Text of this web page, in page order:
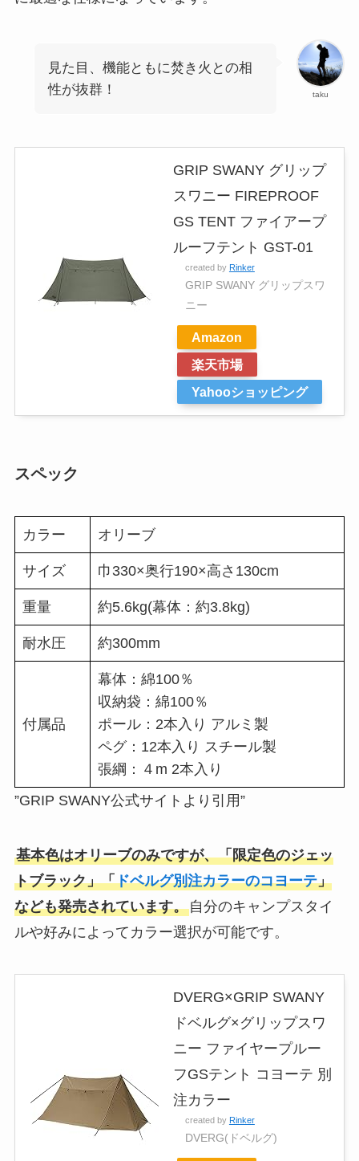
taku
見た目、機能ともに焚き火との相
性が抜群！
GRIP SWANY グリップ
スワニー FIREPROOF
GS TENT ファイアープ
ルーフテント GST-01
created by Rinker
GRIP SWANY グリップスワ
ニー
Amazon
楽天市場
Yahooショッピング
スペック
カラー オリーブ
サイズ 巾330×奥行190×高さ130cm
重量 約5.6kg(幕体：約3.8kg)
耐水圧 約300mm
付属品
幕体：綿100％
収納袋：綿100％
ポール：2本入り アルミ製
ペグ：12本入り スチール製
張綱：４m 2本入り
”GRIP SWANY公式サイトより引用”
基本色はオリーブのみですが、「限定色のジェッ
トブラック」「ドベルグ別注カラーのコヨーテ」
なども発売されています。自分のキャンプスタイ
ルや好みによってカラー選択が可能です。
DVERG×GRIP SWANY
ドベルグ×グリップスワ
ニー ファイヤープルー
フGSテント コヨーテ 別
注カラー
created by Rinker
DVERG(ドベルグ)